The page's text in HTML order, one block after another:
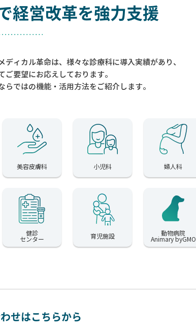
経営改革を強力支援
ィカル革命は、様々な診療科に導入実績があり、
ご要望にお応えしております。
ではの機能・活用方法をご紹介します。
美容皮膚科 小児科 婦人科
健診
センター 育児施設 動物病院
Animary byGMO
せはこちらから